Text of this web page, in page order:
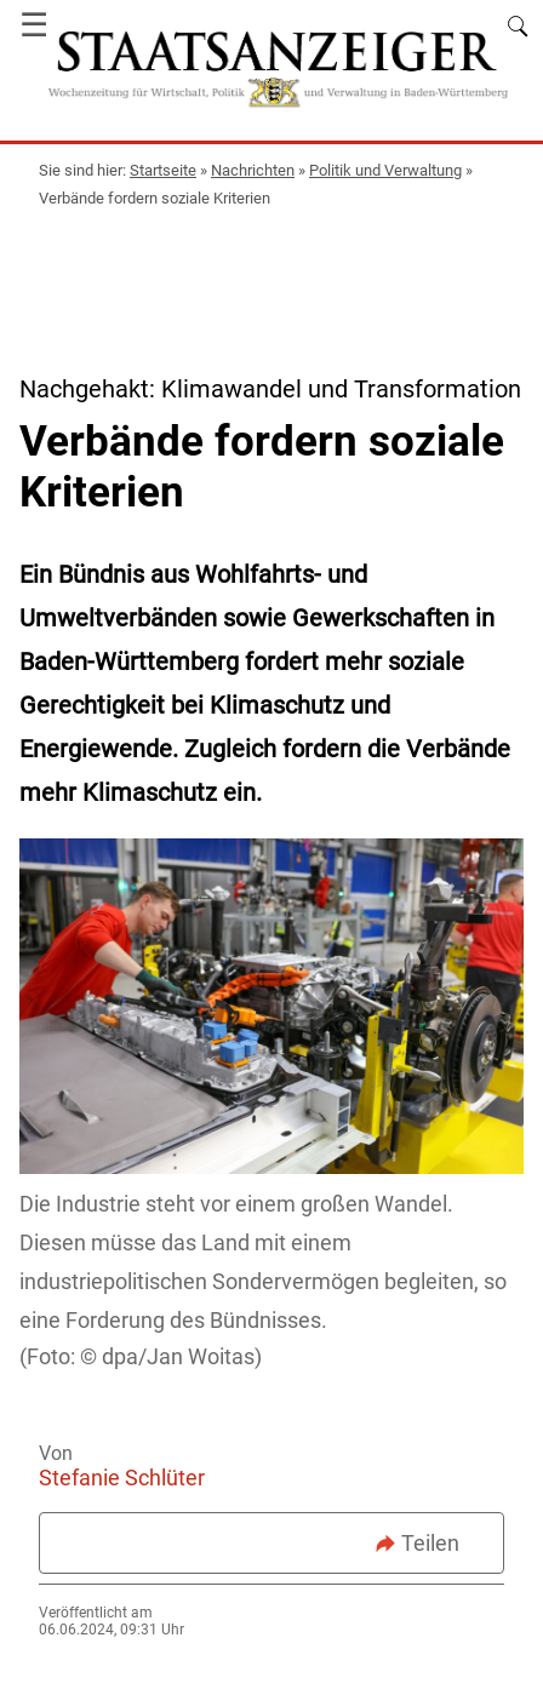
☰
Startseite » Nachrichten » Politik und Verwaltung »
Verbände fordern soziale Kriterien
Nachgehakt: Klimawandel und Transformation
Verbände fordern soziale
Kriterien
Ein Bündnis aus Wohlfahrts- und
Umweltverbänden sowie Gewerkschaften in
Baden-Württemberg fordert mehr soziale
Gerechtigkeit bei Klimaschutz und
Energiewende. Zugleich fordern die Verbände
mehr Klimaschutz ein.
Die Industrie steht vor einem großen Wandel.
Diesen müsse das Land mit einem
industriepolitischen Sondervermögen begleiten, so
eine Forderung des Bündnisses.
dpa/Jan Woitas)
Von
Stefanie Schlüter
Teilen
Veröffentlicht am
06.06.2024, 09:31 Uhr